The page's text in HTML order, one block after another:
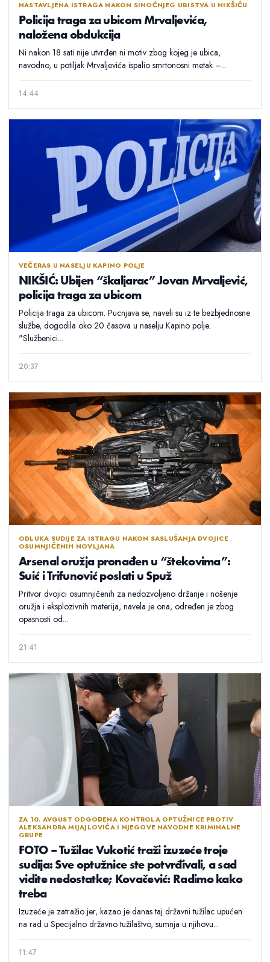
NASTAVLJENA ISTRAGA NAKON SINOĆNJEG UBISTVA U NIKŠIĆU
Policija traga za ubicom Mrvaljevića,
naložena obdukcija
Ni nakon 18 sati nije utvrđen ni motiv zbog kojeg je ubica,
navodno, u potiljak Mrvaljevića ispalio smrtonosni metak –...
14:44
VEČERAS U NASELJU KAPINO POLJE
NIKŠIĆ: Ubijen “škaljarac” Jovan Mrvaljević,
policija traga za ubicom
Policija traga za ubicom. Pucnjava se, naveli su iz te bezbjednosne
službe, dogodila oko 20 časova u naselju Kapino polje.
"Službenici...
20:37
ODLUKA SUDIJE ZA ISTRAGU NAKON SASLUŠANJA DVOJICE
OSUMNJIČENIH NOVLJANA
Arsenal oružja pronađen u “štekovima”:
Suić i Trifunović poslati u Spuž
Pritvor dvojici osumnjičenih za nedozvoljeno držanje i nošenje
oružja i eksplozivnih materija, navela je ona, određen je zbog
opasnosti od...
21:41
ZA 10. AVGUST ODGOĐENA KONTROLA OPTUŽNICE PROTIV
ALEKSANDRA MIJAJLOVIĆA I NJEGOVE NAVODNE KRIMINALNE
GRUPE
FOTO – Tužilac Vukotić traži izuzeće troje
sudija: Sve optužnice ste potvrđivali, a sad
vidite nedostatke; Kovačević: Radimo kako
treba
Izuzeće je zatražio jer, kazao je danas taj državni tužilac upućen
na rad u Specijalno državno tužilaštvo, sumnja u njihovu...
11:47